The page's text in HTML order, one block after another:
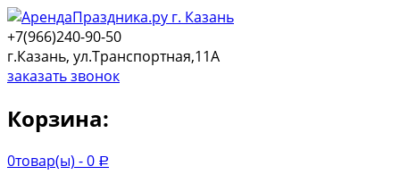
+7(966)240-90-50
г.Казань, ул.Транспортная,11А
заказать звонок
Корзина:
0товар(ы) -0 Р